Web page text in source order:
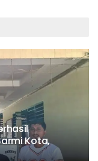
Kota,